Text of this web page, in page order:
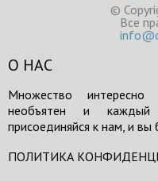
©
Все
О НАС
Множество
необъятен и каждый
присоединяйся к нам, и вы
ПОЛИТИКА